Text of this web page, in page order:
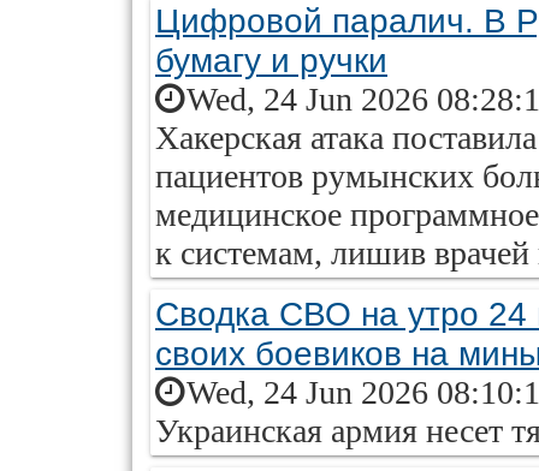
Цифровой паралич. В
бумагу и ручки
Wed, 24 Jun 2026
Хакерская атака
пациентов румынских
медицинское
к системам, лишив
Сводка СВО на утро
своих боевиков на
Wed, 24 Jun 2026
Украинская армия несет